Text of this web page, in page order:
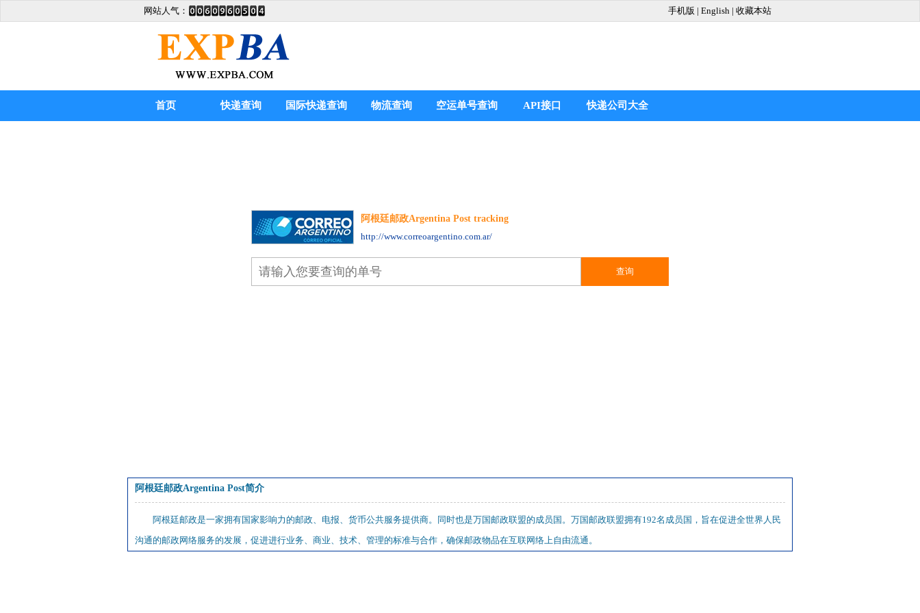
网站人气： 手机版 | English | 收藏本站
首页 快递查询 国际快递查询 物流查询 空运单号查询 API接口 快递公司大全
阿根廷邮政Argentina Post tracking
http://www.correoargentino.com.ar/
阿根廷邮政Argentina Post简介
阿根廷邮政是一家拥有国家影响力的邮政、电报、货币公共服务提供商。同时也是万国邮政联盟的成员国。万国邮政联盟拥有192名成员国，旨在促进全世界人民
沟通的邮政网络服务的发展，促进进行业务、商业、技术、管理的标准与合作，确保邮政物品在互联网络上自由流通。